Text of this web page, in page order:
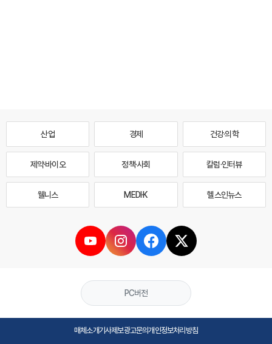
산업 경제 건강·의학
제약·바이오 정책·사회 칼럼·인터뷰
웰니스 MEDI·K 헬스인뉴스
PC버전
매체소개기사제보광고문의개인정보처리방침